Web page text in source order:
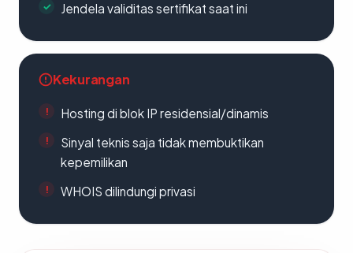
Jendela validitas sertifikat saat ini
Kekurangan
Hosting di blok IP residensial/dinamis
Sinyal teknis saja tidak membuktikan
kepemilikan
WHOIS dilindungi privasi